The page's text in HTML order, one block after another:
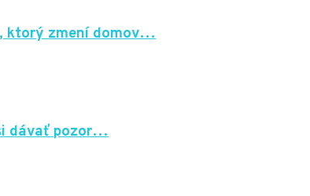
ktorý zmení domov…
dávať pozor…